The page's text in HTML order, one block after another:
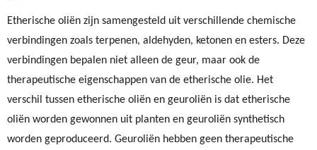
Etherische oliën zijn samengesteld uit verschillende chemische
verbindingen zoals terpenen, aldehyden, ketonen en esters. Deze
verbindingen bepalen niet alleen de geur, maar ook de
therapeutische eigenschappen van de etherische olie. Het
verschil tussen etherische oliën en geuroliën is dat etherische
oliën worden gewonnen uit planten en geuroliën synthetisch
worden geproduceerd. Geuroliën hebben geen therapeutische